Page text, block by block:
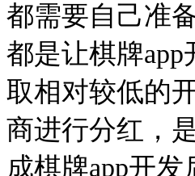
都需要自己准
都是让棋牌app
取相对较低的
商进行分红，
成棋牌app开发